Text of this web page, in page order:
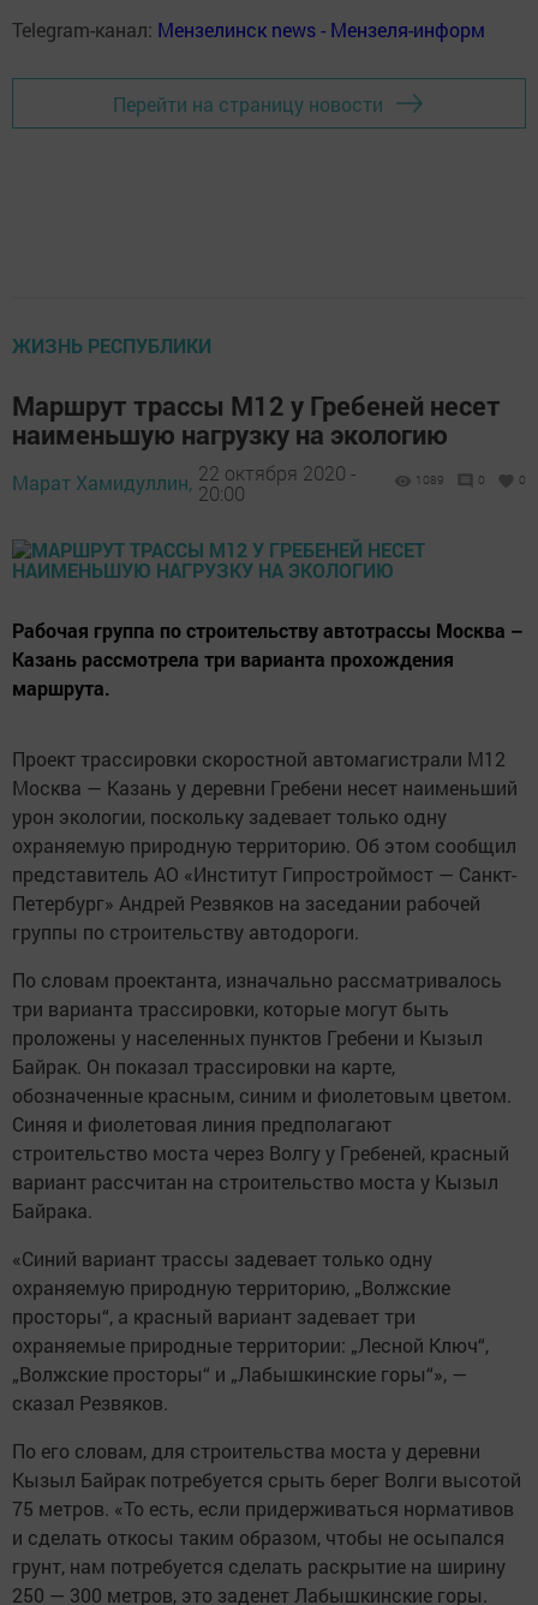
Telegram-канал: Мензелинск news - Мензеля-информ
Перейти на страницу новости
ЖИЗНЬ РЕСПУБЛИКИ
Маршрут трассы М12 у Гребеней несет
наименьшую нагрузку на экологию
Марат Хамидуллин, 22 октября 2020 -
20:00
1089 0 0
Рабочая группа по строительству автотрассы Москва –
Казань рассмотрела три варианта прохождения
маршрута.
Проект трассировки скоростной автомагистрали М12
Москва — Казань у деревни Гребени несет наименьший
урон экологии, поскольку задевает только одну
охраняемую природную территорию. Об этом сообщил
представитель АО «Институт Гипростроймост — Санкт-
Петербург» Андрей Резвяков на заседании рабочей
группы по строительству автодороги.
По словам проектанта, изначально рассматривалось
три варианта трассировки, которые могут быть
проложены у населенных пунктов Гребени и Кызыл
Байрак. Он показал трассировки на карте,
обозначенные красным, синим и фиолетовым цветом.
Синяя и фиолетовая линия предполагают
строительство моста через Волгу у Гребеней, красный
вариант рассчитан на строительство моста у Кызыл
Байрака.
«Синий вариант трассы задевает только одну
охраняемую природную территорию, „Волжские
просторы“, а красный вариант задевает три
охраняемые природные территории: „Лесной Ключ“,
„Волжские просторы“ и „Лабышкинские горы“», —
сказал Резвяков.
По его словам, для строительства моста у деревни
Кызыл Байрак потребуется срыть берег Волги высотой
75 метров. «То есть, если придерживаться нормативов
и сделать откосы таким образом, чтобы не осыпался
грунт, нам потребуется сделать раскрытие на ширину
250 — 300 метров, это заденет Лабышкинские горы.